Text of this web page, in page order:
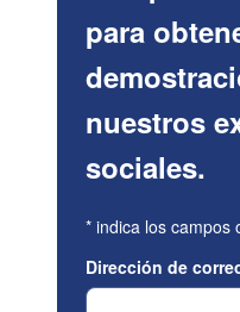
para
nuestros
sociales.
* indica los campos
Dirección de